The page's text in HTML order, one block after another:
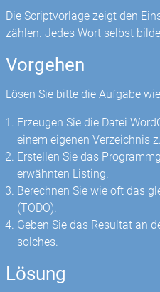
Die Scriptvorlage zeigt den
zählen. Jedes Wort selbst
Vorgehen
Lösen Sie bitte die Aufgabe
Erzeugen Sie die Datei
einem eigenen Verzeichnis
Erstellen Sie das
erwähnten Listing.
Berechnen Sie wie oft das
(TODO).
Geben Sie das Resultat an
solches.
Lösung